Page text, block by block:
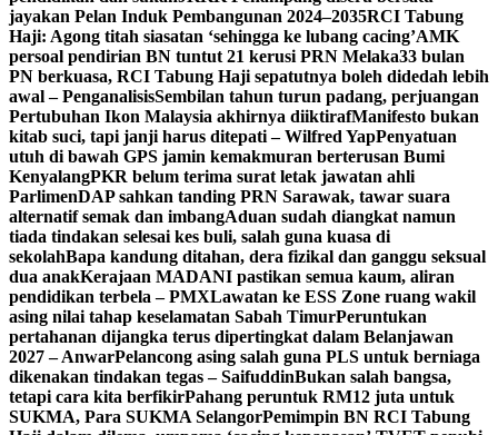
jayakan Pelan Induk Pembangunan 2024–2035RCI Tabung
Haji: Agong titah siasatan ‘sehingga ke lubang cacing’AMK
persoal pendirian BN tuntut 21 kerusi PRN Melaka33 bulan
PN berkuasa, RCI Tabung Haji sepatutnya boleh didedah lebih
awal – PenganalisisSembilan tahun turun padang, perjuangan
Pertubuhan Ikon Malaysia akhirnya diiktirafManifesto bukan
kitab suci, tapi janji harus ditepati – Wilfred YapPenyatuan
utuh di bawah GPS jamin kemakmuran berterusan Bumi
KenyalangPKR belum terima surat letak jawatan ahli
ParlimenDAP sahkan tanding PRN Sarawak, tawar suara
alternatif semak dan imbangAduan sudah diangkat namun
tiada tindakan selesai kes buli, salah guna kuasa di
sekolahBapa kandung ditahan, dera fizikal dan ganggu seksual
dua anakKerajaan MADANI pastikan semua kaum, aliran
pendidikan terbela – PMXLawatan ke ESS Zone ruang wakil
asing nilai tahap keselamatan Sabah TimurPeruntukan
pertahanan dijangka terus dipertingkat dalam Belanjawan
2027 – AnwarPelancong asing salah guna PLS untuk berniaga
dikenakan tindakan tegas – SaifuddinBukan salah bangsa,
tetapi cara kita berfikirPahang peruntuk RM12 juta untuk
SUKMA, Para SUKMA SelangorPemimpin BN RCI Tabung